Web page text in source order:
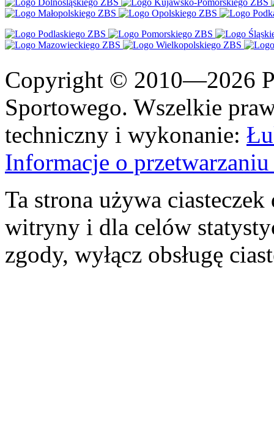
Copyright © 2010—2026
Sportowego. Wszelkie
techniczny i wykonanie:
Informacje o
Ta strona używa
witryny i dla celów
zgody, wyłącz obsługę